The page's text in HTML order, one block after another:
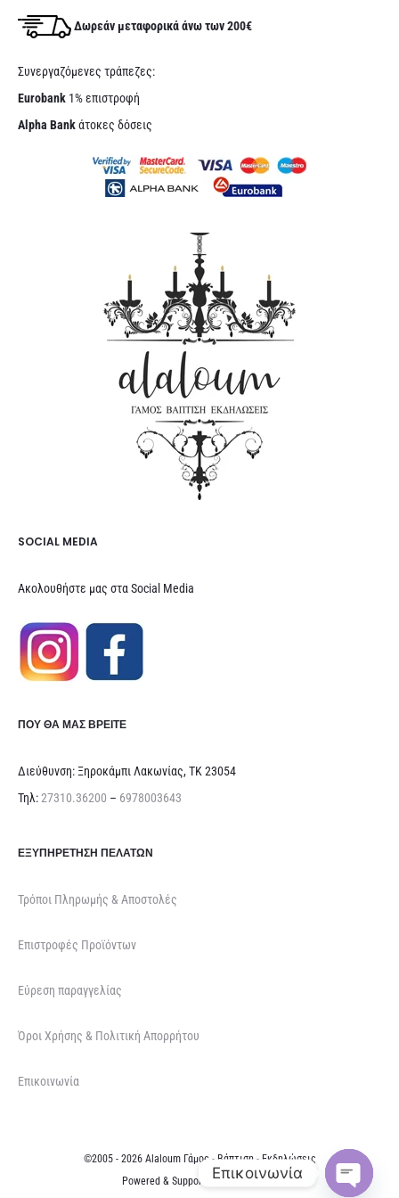
Δωρεάν μεταφορικά άνω των 200€
Συνεργαζόμενες τράπεζες:
Eurobank 1% επιστροφή
Alpha Bankάτοκες δόσεις
SOCIAL MEDIA
Ακολουθήστε μας στα Social Media
ΠΟΥ ΘΑ ΜΑΣ ΒΡΕΊΤΕ
Διεύθυνση: Ξηροκάμπι Λακωνίας, ΤΚ 23054
Τηλ:27310.36200 – 6978003643
ΕΞΥΠΗΡΈΤΗΣΗ ΠΕΛΑΤΏΝ
Τρόποι Πληρωμής & Αποστολές
Επιστροφές Προϊόντων
Εύρεση παραγγελίας
Όροι Χρήσης & Πολιτική Απορρήτου
Επικοινωνία
©2005 - 2026 Alaloum Γάμος - Βάπτιση - Εκδηλώσεις
Powered & Supported byNETFOCUS
Επικοινωνία